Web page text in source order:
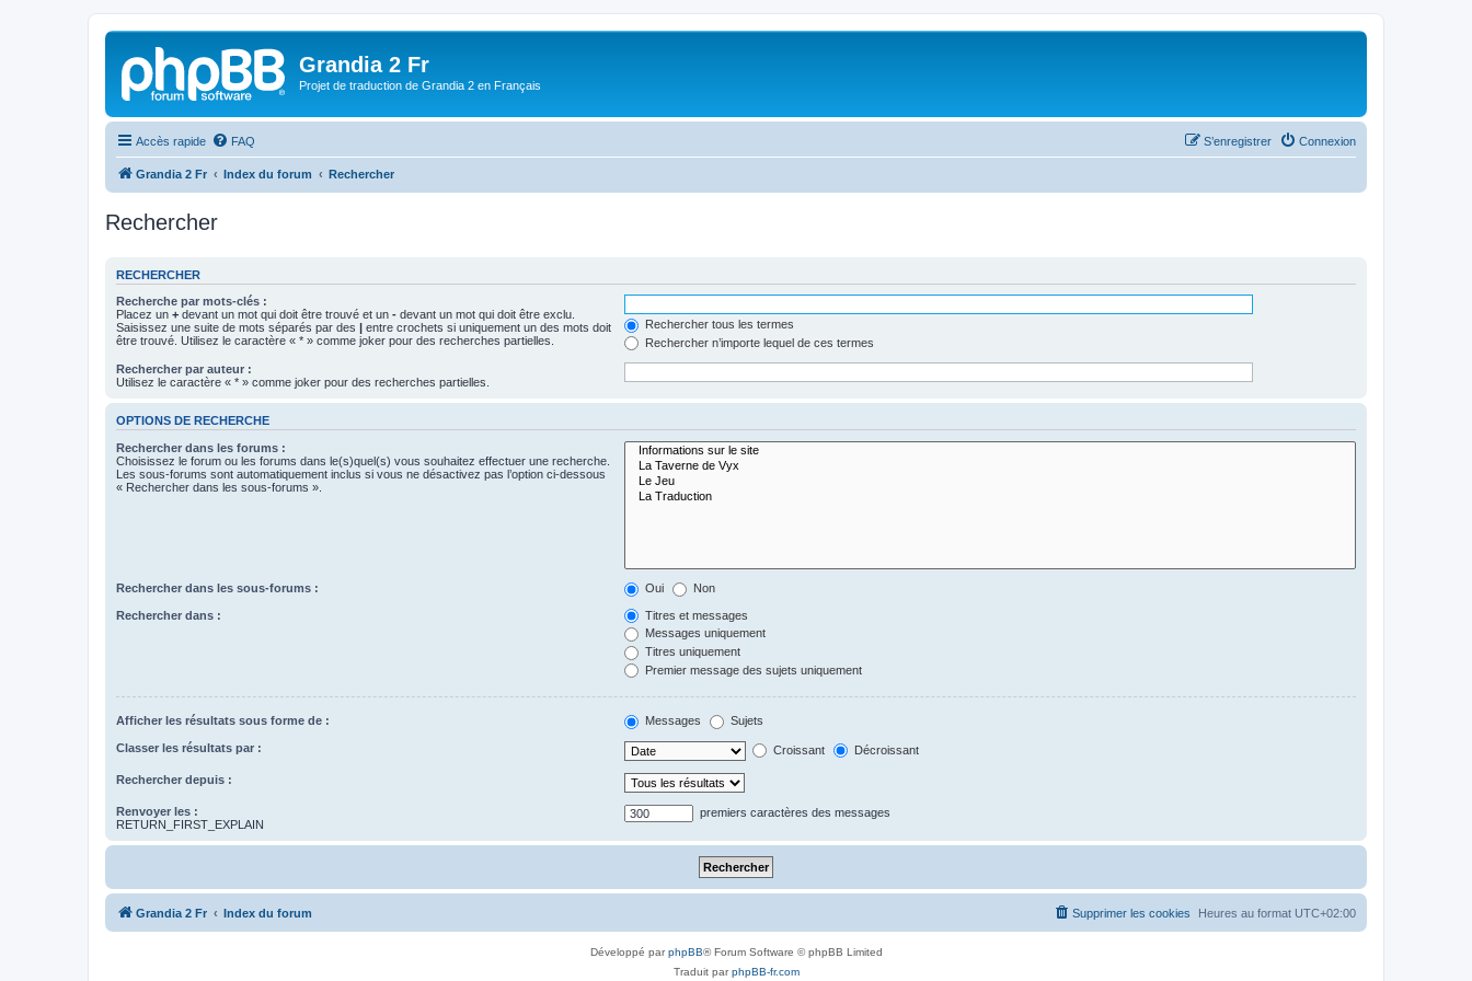
Grandia 2 Fr
Projet de traduction de Grandia 2 en Français
Accès rapide FAQ Connexion
S’enregistrer
Grandia 2 Fr Index du forum Rechercher
Rechercher
RECHERCHER
Recherche par mots-clés :
Placez un + devant un mot qui doit être trouvé et un - devant un mot qui doit être exclu.
Saisissez une suite de mots séparés par des | entre crochets si uniquement un des mots doit
être trouvé. Utilisez le caractère « * » comme joker pour des recherches partielles.
Rechercher tous les termes
Rechercher n’importe lequel de ces termes
Rechercher par auteur :
Utilisez le caractère « * » comme joker pour des recherches partielles.
OPTIONS DE RECHERCHE
Rechercher dans les forums :
Choisissez le forum ou les forums dans le(s)quel(s) vous souhaitez effectuer une recherche.
Les sous-forums sont automatiquement inclus si vous ne désactivez pas l’option ci-dessous
« Rechercher dans les sous-forums ».
Rechercher dans les sous-forums : Oui Non
Rechercher dans :
Titres et messages
Messages uniquement
Titres uniquement
Premier message des sujets uniquement
Afficher les résultats sous forme de : Messages Sujets
Classer les résultats par : Croissant Décroissant
Rechercher depuis :
Renvoyer les :
RETURN_FIRST_EXPLAIN
premiers caractères des messages
Grandia 2 Fr Index du forum Heures au format UTC+02:00
Supprimer les cookies
Développé parphpBB® Forum Software © phpBB Limited
Traduit parphpBB-fr.com